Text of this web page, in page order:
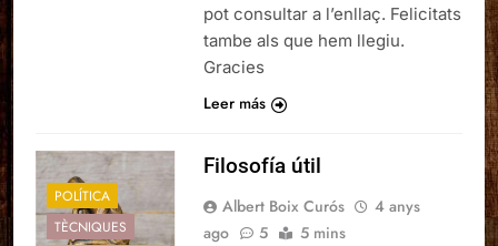
pot consultar a l’enllaç. Felicitats
tambe als que hem llegiu.
Gracies
Leer más
POLÍTICA
TÈCNIQUES
Filosofía útil
Albert Boix Curós
4 anys
ago
5 5 mins